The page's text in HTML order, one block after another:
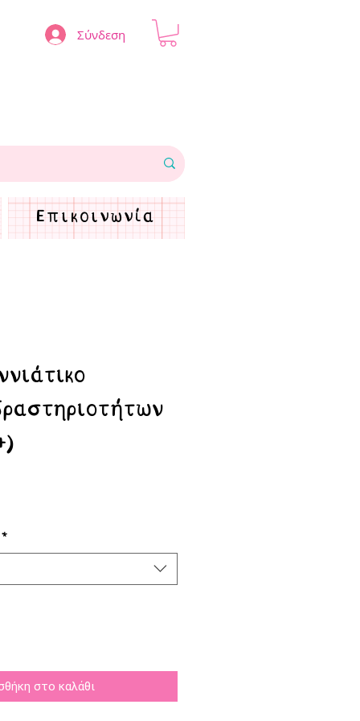
Σύνδεση
Επικοινωνία
*
στο καλάθι